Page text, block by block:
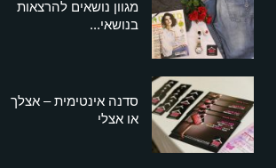
מגוון נושאים להרצאות
בנושאי...
סדנה אינטימית – אצלך
או אצלי